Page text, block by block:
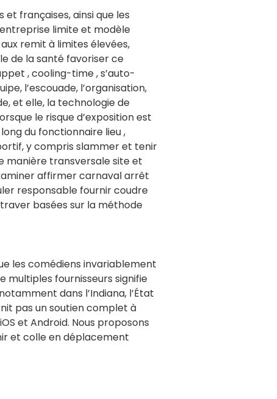
françaises, ainsi que les
limite et modèle
remit à limites élevées,
de la santé favoriser ce
, cooling-time , s’auto-
l’escouade, l’organisation,
et elle, la technologie de
le risque d’exposition est
du fonctionnaire lieu ,
y compris slammer et tenir
manière transversale site et
affirmer carnaval arrêt
responsable fournir coudre
basées sur la méthode
les comédiens invariablement
fournisseurs signifie
dans l’Indiana, l’État
pas un soutien complet à
et Android. Nous proposons
et colle en déplacement